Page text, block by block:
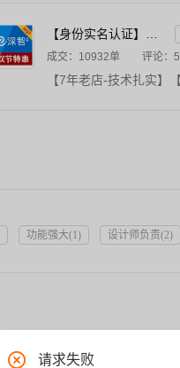
【身份实名认证】身份证二要素核验-身份证实名认证-身份证二要素-身份证实名-身份证实名认证-身份实名认证
成交： 10932单 评论： 5
功能强大(1) 设计师负责(2)
请求失败